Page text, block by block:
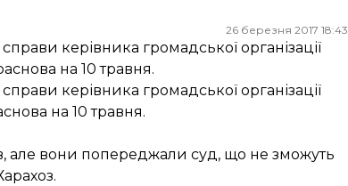
26 березня 2017 18:43
керівника громадської організації
на 10 травня.
керівника громадської організації
на 10 травня.
але вони попереджали суд, що не зможуть